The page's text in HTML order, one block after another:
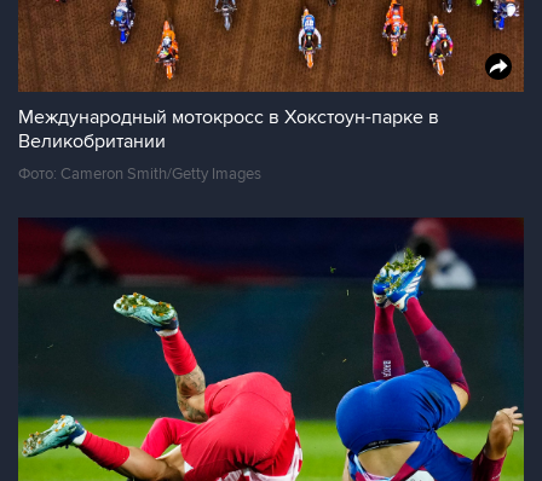
Международный мотокросс в Хокстоун-парке в
Великобритании
Фото: Cameron Smith/Getty Images